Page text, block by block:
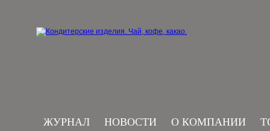
ЖУРНАЛ НОВОСТИ О КОМПАНИИ